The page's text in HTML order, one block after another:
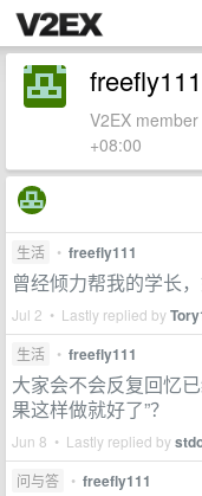
freefly111
V2EX
+08:00
生活 • freefly111
曾经倾力帮我的学长
Jul 2 • Lastly replied by
生活 • freefly111
大家会不会反复回忆
果这样做就好了”？
Jun 8 • Lastly replied by
问与答 • freefly111